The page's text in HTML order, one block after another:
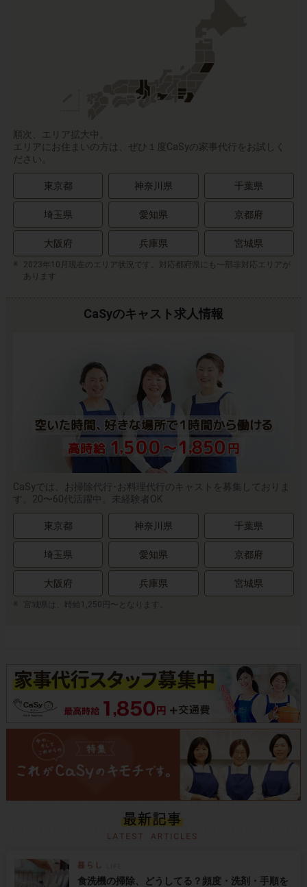
順次、エリア拡大中。
エリアにお住まいの方は、ぜひ１度CaSyの家事代行をお試しく
ださい。
東京都 神奈川県 千葉県
埼玉県 愛知県 京都府
大阪府 兵庫県 宮城県
2023年10月現在のエリア状況です。対応都府県にも一部非対応エリアが
あります
CaSyのキャスト求人情報
CaSyでは、お掃除代行･お料理代行のキャストを募集しておりま
す。20〜60代活躍中。未経験者OK
東京都 神奈川県 千葉県
埼玉県 愛知県 京都府
大阪府 兵庫県 宮城県
宮城県は、時給1,250円〜となります。
食洗機の掃除、どうしてる？頻度・洗剤・手順を